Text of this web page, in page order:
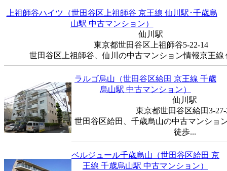
上祖師谷ハイツ（世田谷区上祖師谷 京王線 仙川駅･千歳烏
山駅 中古マンション）
仙川駅
東京都世田谷区上祖師谷5-22-14
世田谷区上祖師谷、仙川の中古マンション情報京王線
ラルゴ烏山（世田谷区給田 京王線 千歳
烏山駅 中古マンション）
仙川駅
東京都世田谷区給田3-27-
世田谷区給田、千歳烏山の中古マンショ
徒歩...
ベルジュール千歳烏山（世田谷区給田 京
王線 千歳烏山駅 中古マンション）